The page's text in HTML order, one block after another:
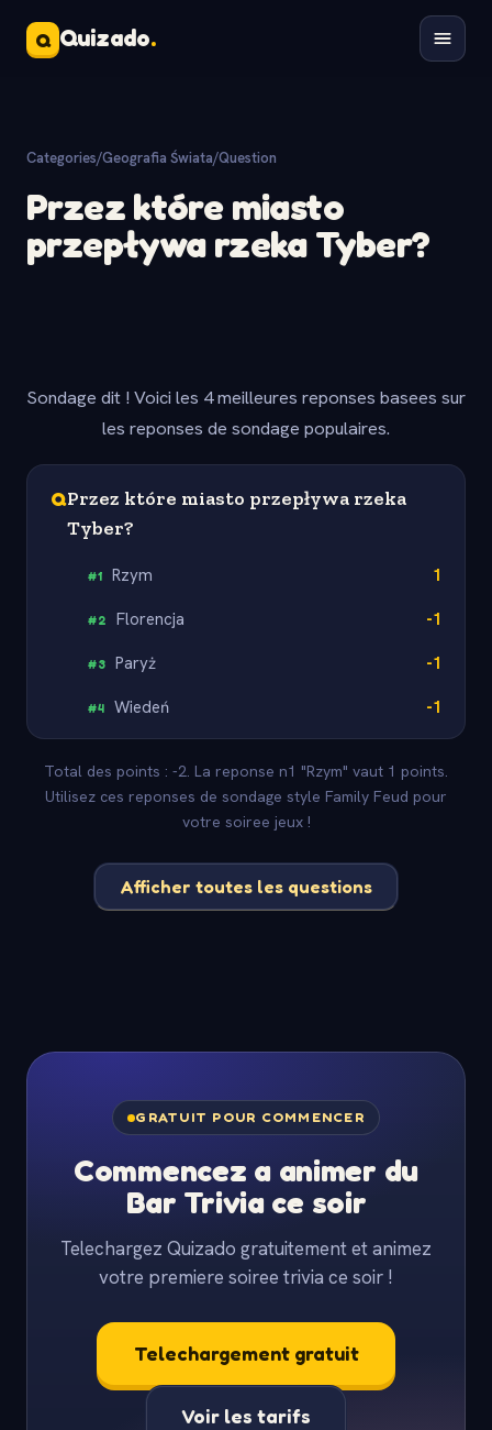
Q Quizado.
Categories/Geografia Świata/Question
Przez które miasto
przepływa rzeka Tyber?
Sondage dit ! Voici les 4 meilleures reponses basees sur
les reponses de sondage populaires.
QPrzez które miasto przepływa rzeka
Tyber?
#1 Rzym 1
#2 Florencja -1
#3 Paryż -1
#4 Wiedeń -1
Total des points : -2. La reponse n1 "Rzym" vaut 1 points.
Utilisez ces reponses de sondage style Family Feud pour
votre soiree jeux !
Afficher toutes les questions
GRATUIT POUR COMMENCER
Commencez a animer du
Bar Trivia ce soir
Telechargez Quizado gratuitement et animez
votre premiere soiree trivia ce soir !
Telechargement gratuit
Voir les tarifs